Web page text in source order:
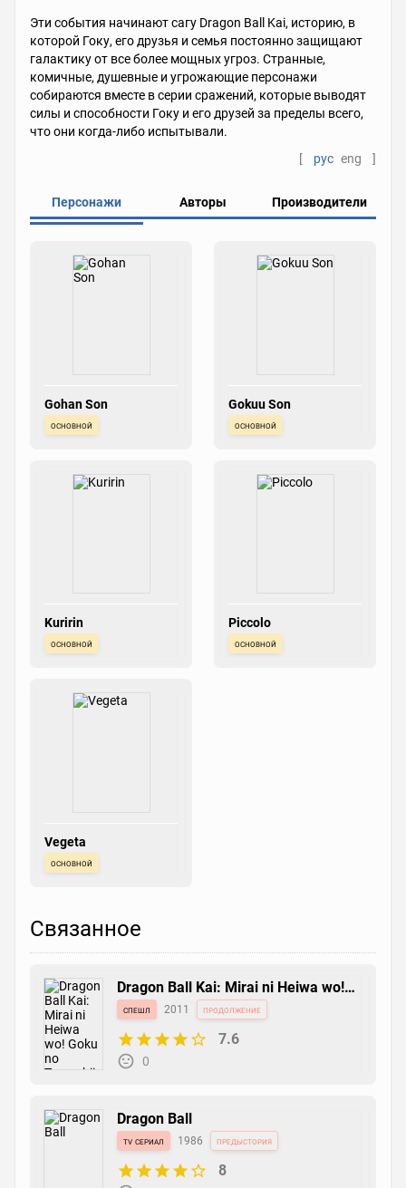
Эти события начинают сагу Dragon Ball Kai, историю, в
которой Гоку, его друзья и семья постоянно защищают
галактику от все более мощных угроз. Странные,
комичные, душевные и угрожающие персонажи
собираются вместе в серии сражений, которые выводят
силы и способности Гоку и его друзей за пределы всего,
что они когда-либо испытывали.
[
рус eng ]
Персонажи Авторы Производители
Gohan Son
основной
Gokuu Son
основной
Kuririn
основной
Piccolo
основной
Vegeta
основной
Связанное
Dragon Ball Kai: Mirai ni Heiwa wo!
Goku no Tamashii yo Eien ni
спешл 2011 продолжение
7.6
0
Dragon Ball
tv сериал 1986 предыстория
8